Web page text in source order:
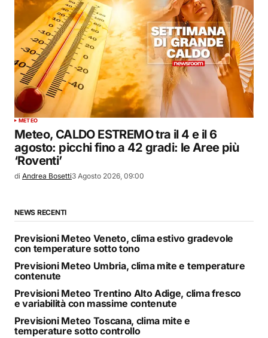
METEO
Meteo, CALDO ESTREMO tra il 4 e il 6
agosto: picchi fino a 42 gradi: le Aree più
‘Roventi’
di Andrea Bosetti3 Agosto 2026, 09:00
NEWS RECENTI
Previsioni Meteo Veneto, clima estivo gradevole
con temperature sotto tono
Previsioni Meteo Umbria, clima mite e temperature
contenute
Previsioni Meteo Trentino Alto Adige, clima fresco
e variabilità con massime contenute
Previsioni Meteo Toscana, clima mite e
temperature sotto controllo